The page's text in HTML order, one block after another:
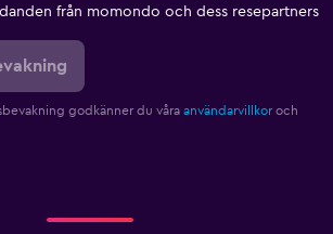
från momondo och dess resepartners
godkänner du våra användarvillkor och